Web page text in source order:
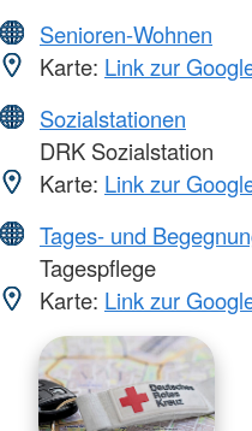
Senioren-Wohnen
Karte: Link zur
Sozialstationen
DRK Sozialstation
Karte: Link zur
Tages- und
Tagespflege
Karte: Link zur